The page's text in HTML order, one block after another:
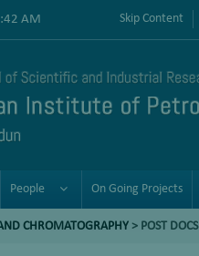
AM Skip Content
People On Going Projects
CHROMATOGRAPHY > POST DOCS